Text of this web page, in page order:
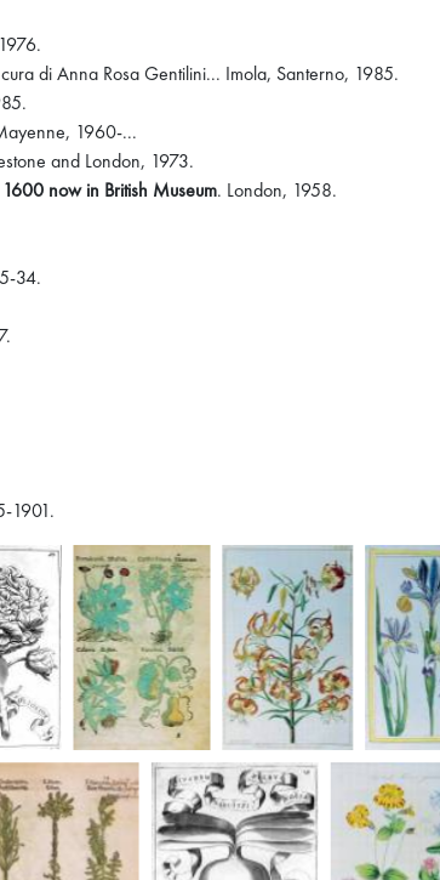
di Anna Rosa Gentilini... Imola, Santerno, 1985.
1960-...
and London, 1973.
now in British Museum. London, 1958.
34.
1901.